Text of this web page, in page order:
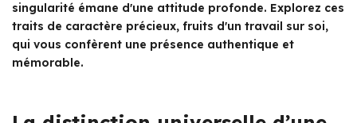
singularité émane d'une attitude profonde. Explorez ces
traits de caractère précieux, fruits d'un travail sur soi,
qui vous confèrent une présence authentique et
mémorable.